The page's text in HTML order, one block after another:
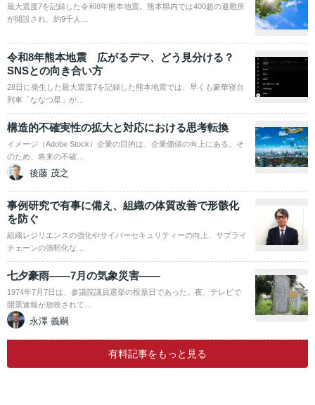
最大震度7を記録した令和8年熊本地震。熊本県内では400超の避難所
が開設され、約9千人…
令和8年熊本地震 広がるデマ、どう見分ける？
SNSとの向き合い方
28日に発生した最大震度7を記録した熊本地震では、早くも豪華寝台
列車「ななつ星」が…
構造的不確実性の拡大と対応における思考転換
イメージ（Adobe Stock）企業の目的は、企業価値の向上にある。そ
のため、将来の不確…
後藤 茂之
事例研究で有事に備え、組織の体質改善で形骸化
を防ぐ
組織レジリエンスの強化やサイバーセキュリティーの向上、サプライ
チェーンの強靭化な…
七夕豪雨――7月の気象災害――
1974年7月7日は、参議院議員選挙の投票日であった。夜、テレビで
開票速報が放映されて…
永澤 義嗣
有料記事をもっと見る